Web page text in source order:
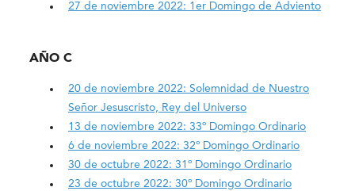
27 de noviembre 2022: 1er Domingo de Adviento
AÑO C
20 de noviembre 2022: Solemnidad de Nuestro
Señor Jesuscristo, Rey del Universo
13 de noviembre 2022: 33º Domingo Ordinario
6 de noviembre 2022: 32º Domingo Ordinario
30 de octubre 2022: 31º Domingo Ordinario
23 de octubre 2022: 30º Domingo Ordinario